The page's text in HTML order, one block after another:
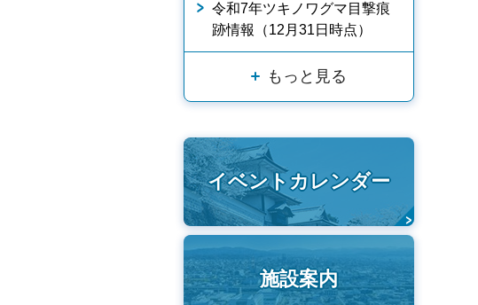
令和7年ツキノワグマ目撃痕
跡情報（12月31日時点）
もっと見る
イベントカレンダー
施設案内